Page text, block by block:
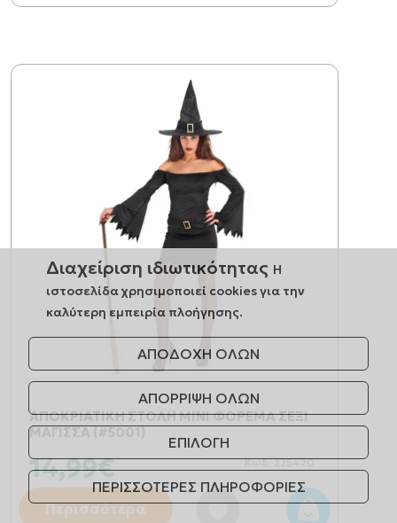
ΑΠΟΚΡΙΑΤΙΚΗ ΣΤΟΛΗ ΜΙΝΙ ΦΟΡΕΜΑ ΣΕΞΙ
ΜΑΓΙΣΣΑ (#5001)
14,99€ Κωδ: 225420
Περισσότερα
Διαχείριση ιδιωτικότητας Η
ιστοσελίδα χρησιμοποιεί cookies για την
καλύτερη εμπειρία πλοήγησης.
ΑΠΟΔΟΧΗ ΟΛΩΝ
ΑΠΟΡΡΙΨΗ ΟΛΩΝ
ΕΠΙΛΟΓΗ
ΠΕΡΙΣΣΟΤΕΡΕΣ ΠΛΗΡΟΦΟΡΙΕΣ